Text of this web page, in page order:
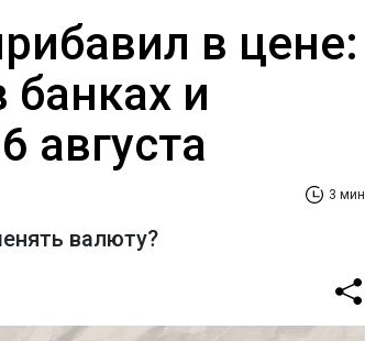
в цене:
банках и
августа
3 мин
валюту?